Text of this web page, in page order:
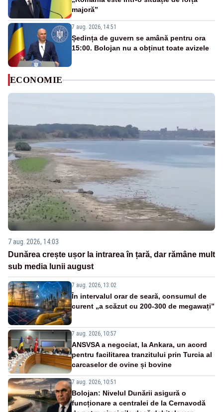
majoră”
7 aug. 2026, 14:51
Ședința de guvern se amână pentru ora
15:00. Bolojan nu a obținut toate avizele
ECONOMIE
7 aug. 2026, 14:03
Dunărea crește ușor la intrarea în țară, dar rămâne mult
sub media lunii august
7 aug. 2026, 13:02
În intervalul orar de seară, consumul de
curent „a scăzut cu 200-300 de megawați”
7 aug. 2026, 10:57
ANSVSA a negociat, la Ankara, un acord
pentru facilitarea tranzitului prin Turcia al
carcaselor de ovine și bovine
7 aug. 2026, 10:51
Bolojan: Nivelul Dunării asigură o
funcționare a centralei de la Cernavodă